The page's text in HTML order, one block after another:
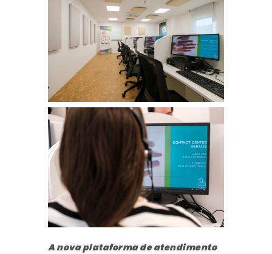
A nova plataforma de atendimento